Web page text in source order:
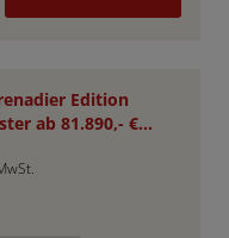
Edition
ab 81.890,- €